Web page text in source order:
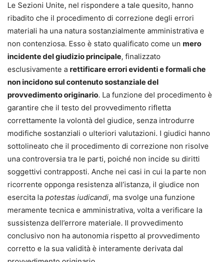
Le Sezioni Unite, nel rispondere a tale quesito, hanno
ribadito che il procedimento di correzione degli errori
materiali ha una natura sostanzialmente amministrativa e
non contenziosa. Esso è stato qualificato come un mero
incidente del giudizio principale, finalizzato
esclusivamente a rettificare errori evidenti e formali che
non incidono sul contenuto sostanziale del
provvedimento originario. La funzione del procedimento è
garantire che il testo del provvedimento rifletta
correttamente la volontà del giudice, senza introdurre
modifiche sostanziali o ulteriori valutazioni. I giudici hanno
sottolineato che il procedimento di correzione non risolve
una controversia tra le parti, poiché non incide su diritti
soggettivi contrapposti. Anche nei casi in cui la parte non
ricorrente opponga resistenza all’istanza, il giudice non
esercita la potestas iudicandi, ma svolge una funzione
meramente tecnica e amministrativa, volta a verificare la
sussistenza dell’errore materiale. Il provvedimento
conclusivo non ha autonomia rispetto al provvedimento
corretto e la sua validità è interamente derivata dal